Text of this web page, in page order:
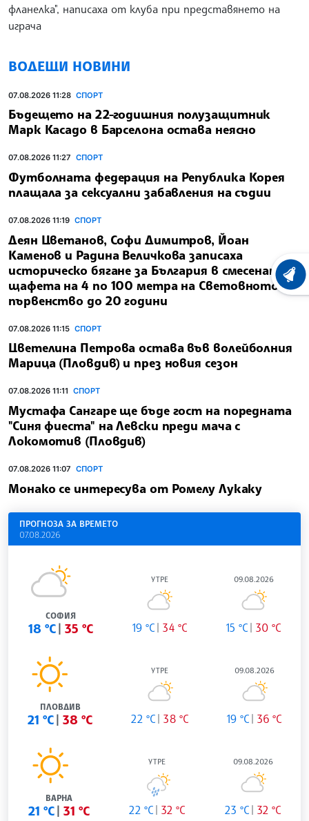
фланелка", написаха от клуба при представянето на
играча
ВОДЕЩИ НОВИНИ
07.08.2026 11:28 СПОРТ
Бъдещето на 22-годишния полузащитник
Марк Касадо в Барселона остава неясно
07.08.2026 11:27 СПОРТ
Футболната федерация на Република Корея
плащала за сексуални забавления на съдии
07.08.2026 11:19 СПОРТ
Деян Цветанов, Софи Димитров, Йоан
Каменов и Радина Величкова записаха
историческо бягане за България в смесената
щафета на 4 по 100 метра на Световното
първенство до 20 години
07.08.2026 11:15 СПОРТ
Цветелина Петрова остава във волейболния
Марица (Пловдив) и през новия сезон
07.08.2026 11:11 СПОРТ
Мустафа Сангаре ще бъде гост на поредната
"Синя фиеста" на Левски преди мача с
Локомотив (Пловдив)
07.08.2026 11:07 СПОРТ
Монако се интересува от Ромелу Лукаку
ПРОГНОЗА ЗА ВРЕМЕТО
07.08.2026
СОФИЯ
18 °C 35 °C
УТРЕ
19 °C 34 °C
09.08.2026
15 °C 30 °C
ПЛОВДИВ
21 °C 38 °C
УТРЕ
22 °C 38 °C
09.08.2026
19 °C 36 °C
ВАРНА
21 °C 31 °C
УТРЕ
22 °C 32 °C
09.08.2026
23 °C 32 °C